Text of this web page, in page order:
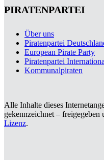
PIRATENPARTEI
Über uns
Piratenpartei
European Pirate Party
Piratenpartei
Kommunalpiraten
Alle Inhalte dieses
gekennzeichnet – freigegeben
Lizenz.